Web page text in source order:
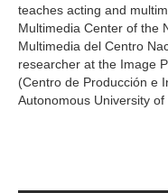
teaches acting and
Multimedia Center of the
Multimedia del Centro
researcher at the Image
(Centro de Producción e
Autonomous University of